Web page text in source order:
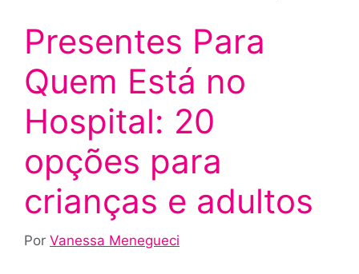
Presentes Para
Quem Está no
Hospital: 20
opções para
crianças e adultos
Por Vanessa Menegueci